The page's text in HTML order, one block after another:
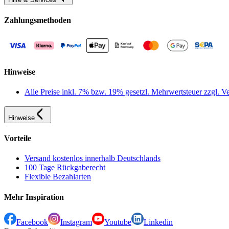
Zahlungsmethoden
Hinweise
Alle Preise inkl. 7% bzw. 19% gesetzl. Mehrwertsteuer zzgl.
Hinweise
Vorteile
Versand kostenlos innerhalb Deutschlands
100 Tage Rückgaberecht
Flexible Bezahlarten
Mehr Inspiration
Facebook Instagram Youtube
Linkedin